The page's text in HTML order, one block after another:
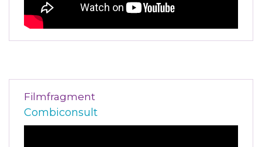
Filmfragment
Combiconsult